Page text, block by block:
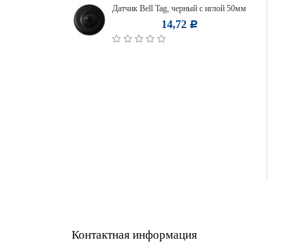
Датчик Bell Tag, черный с иглой 50мм
14,72 Р
Контактная информация